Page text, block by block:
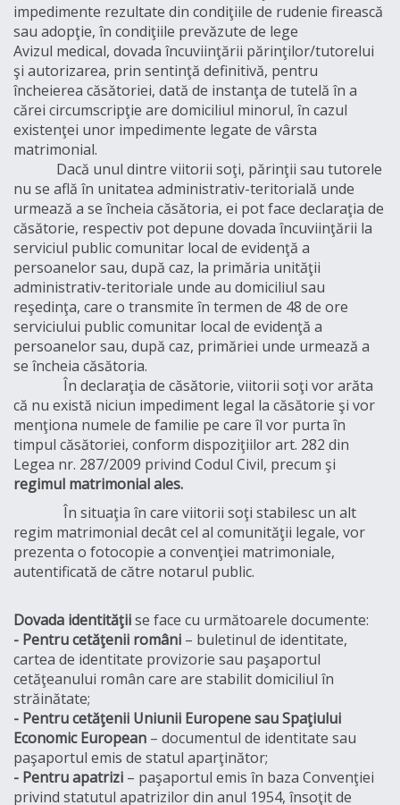
impedimente rezultate din condiţiile de rudenie firească
sau adopţie, în condiţiile prevăzute de lege
Avizul medical, dovada încuviinţării părinţilor/tutorelui
şi autorizarea, prin sentinţă definitivă, pentru
încheierea căsătoriei, dată de instanţa de tutelă în a
cărei circumscripţie are domiciliul minorul, în cazul
existenţei unor impedimente legate de vârsta
matrimonial.
Dacă unul dintre viitorii soţi, părinţii sau tutorele
nu se află în unitatea administrativ-teritorială unde
urmează a se încheia căsătoria, ei pot face declaraţia de
căsătorie, respectiv pot depune dovada încuviinţării la
serviciul public comunitar local de evidenţă a
persoanelor sau, după caz, la primăria unităţii
administrativ-teritoriale unde au domiciliul sau
reşedinţa, care o transmite în termen de 48 de ore
serviciului public comunitar local de evidenţă a
persoanelor sau, după caz, primăriei unde urmează a
se încheia căsătoria.
În declaraţia de căsătorie, viitorii soţi vor arăta
că nu există niciun impediment legal la căsătorie şi vor
menţiona numele de familie pe care îl vor purta în
timpul căsătoriei, conform dispoziţiilor art. 282 din
Legea nr. 287/2009 privind Codul Civil, precum şi
regimul matrimonial ales.
În situaţia în care viitorii soţi stabilesc un alt
regim matrimonial decât cel al comunităţii legale, vor
prezenta o fotocopie a convenţiei matrimoniale,
autentificată de către notarul public.
Dovada identităţiise face cu următoarele documente:
- Pentru cetăţenii români – buletinul de identitate,
cartea de identitate provizorie sau paşaportul
cetăţeanului român care are stabilit domiciliul în
străinătate;
- Pentru cetăţenii Uniunii Europene sau Spaţiului
Economic European – documentul de identitate sau
paşaportul emis de statul aparţinător;
- Pentru apatrizi – paşaportul emis în baza Convenţiei
privind statutul apatrizilor din anul 1954, însoţit de